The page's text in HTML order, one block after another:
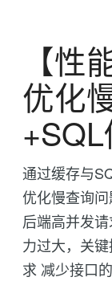
【性
优化
通过缓存与
优化慢查询问
后端高并发
力过大，关
求 减少接口